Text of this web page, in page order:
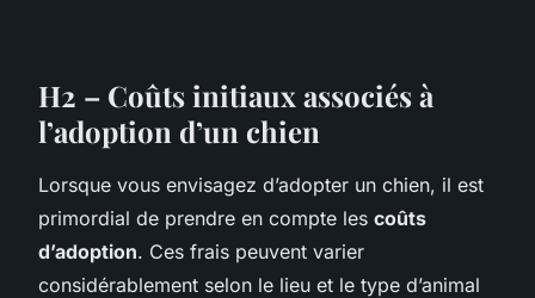
H2 – Coûts initiaux associés à
l’adoption d’un chien
Lorsque vous envisagez d’adopter un chien, il est
primordial de prendre en compte les coûts
d’adoption. Ces frais peuvent varier
considérablement selon le lieu et le type d’animal